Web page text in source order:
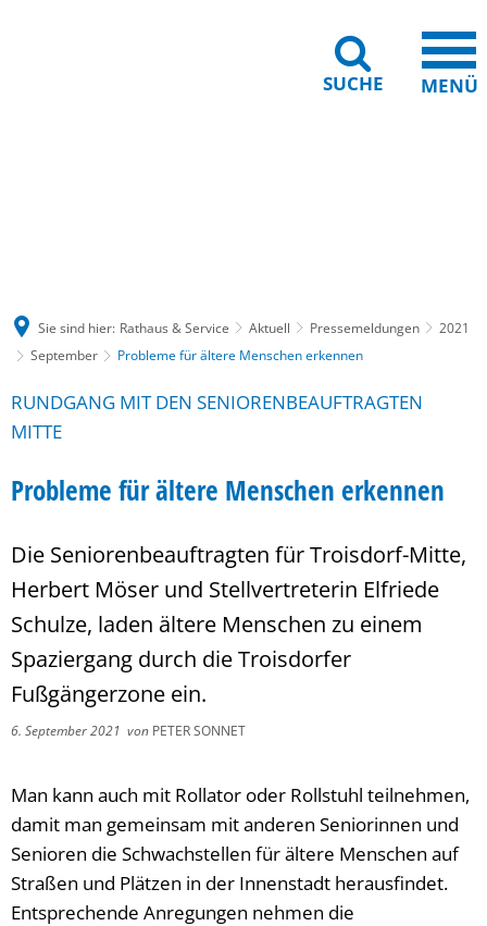
SUCHE MENÜ
Sie sind hier: Rathaus & Service Aktuell Pressemeldungen
2021
September
Probleme für ältere Menschen erkennen
RUNDGANG MIT DEN SENIORENBEAUFTRAGTEN
MITTE
Probleme für ältere Menschen erkennen
Die Seniorenbeauftragten für Troisdorf-Mitte,
Herbert Möser und Stellvertreterin Elfriede
Schulze, laden ältere Menschen zu einem
Spaziergang durch die Troisdorfer
Fußgängerzone ein.
6. September 2021 von PETER SONNET
Man kann auch mit Rollator oder Rollstuhl teilnehmen,
damit man gemeinsam mit anderen Seniorinnen und
Senioren die Schwachstellen für ältere Menschen auf
Straßen und Plätzen in der Innenstadt herausfindet.
Entsprechende Anregungen nehmen die